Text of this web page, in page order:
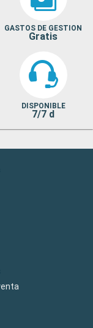
GASTOS DE GESTION
Gratis
DISPONIBLE
7/7 d